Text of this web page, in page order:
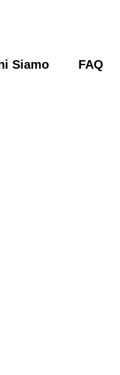
Siamo FAQ